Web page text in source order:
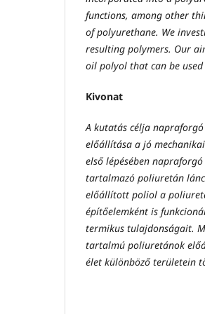
functions, among other
of polyurethane. We
resulting polymers. Our
oil polyol that can be
Kivonat
A kutatás célja
előállítása a jó
első lépésében
tartalmazó poliuretán
előállított poliol a
építőelemként is
termikus tulajdonságait.
tartalmú poliuretánok
élet különböző területein